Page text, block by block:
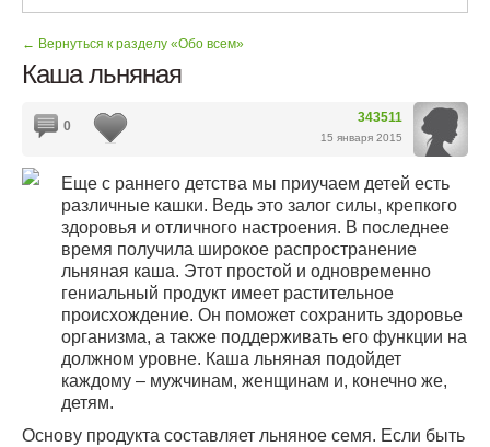
← Вернуться к разделу «Обо всем»
Каша льняная
343511
15 января 2015
0
Еще с раннего детства мы приучаем детей есть
различные кашки. Ведь это залог силы, крепкого
здоровья и отличного настроения. В последнее
время получила широкое распространение
льняная каша. Этот простой и одновременно
гениальный продукт имеет растительное
происхождение. Он поможет сохранить здоровье
организма, а также поддерживать его функции на
должном уровне. Каша льняная подойдет
каждому – мужчинам, женщинам и, конечно же,
детям.
Основу продукта составляет льняное семя. Если быть